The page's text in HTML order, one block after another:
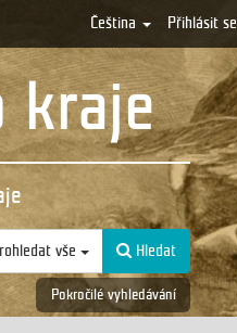
Čeština Přihlásit se
kraje
vše Hledat
Pokročilé vyhledávání